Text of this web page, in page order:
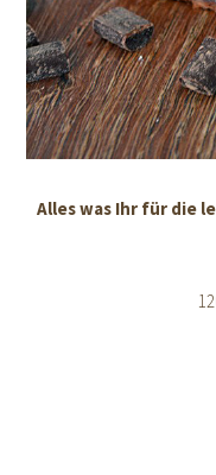
Alles was Ihr für die